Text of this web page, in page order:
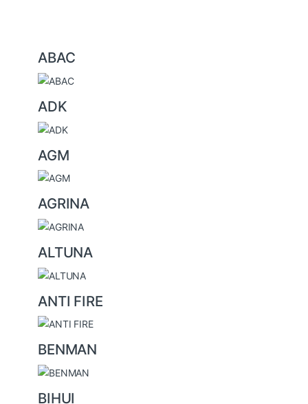
ABAC
ADK
AGM
AGRINA
ALTUNA
ANTI FIRE
BENMAN
BIHUI